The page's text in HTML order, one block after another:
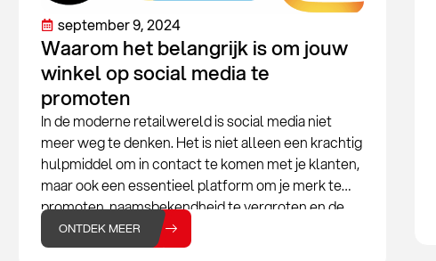
september 9, 2024
Waarom het belangrijk is om jouw
winkel op social media te
promoten
In de moderne retailwereld is social media niet
meer weg te denken. Het is niet alleen een krachtig
hulpmiddel om in contact te komen met je klanten,
maar ook een essentieel platform om je merk te
promoten, naamsbekendheid te vergroten en de
omzet van je modewinkel te verhogen. Voor
modewinkels,
ONTDEK MEER